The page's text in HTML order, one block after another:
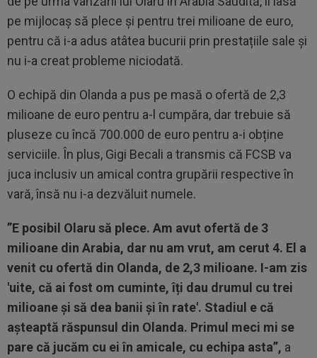
pe mijlocaș să plece și pentru trei milioane de euro,
pentru că i-a adus atâtea bucurii prin prestațiile sale și
nu i-a creat probleme niciodată.
O echipă din Olanda a pus pe masă o ofertă de 2,3
milioane de euro pentru a-l cumpăra, dar trebuie să
pluseze cu încă 700.000 de euro pentru a-i obține
serviciile. În plus, Gigi Becali a transmis că FCSB va
juca inclusiv un amical contra grupării respective în
vară, însă nu i-a dezvăluit numele.
”E posibil Olaru să plece. Am avut ofertă de 3
milioane din Arabia, dar nu am vrut, am cerut 4. El a
venit cu ofertă din Olanda, de 2,3 milioane. I-am zis
'uite, că ai fost om cuminte, îți dau drumul cu trei
milioane și să dea banii și în rate'. Stadiul e că
așteaptă răspunsul din Olanda. Primul meci mi se
pare că jucăm cu ei în amicale, cu echipa asta”, a